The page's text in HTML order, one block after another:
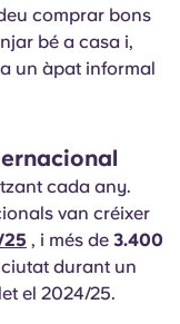
comprar bons
bé a casa i,
un àpat informal
cada any.
van créixer
25 , i més de 3.400
durant un
el 2024/25.